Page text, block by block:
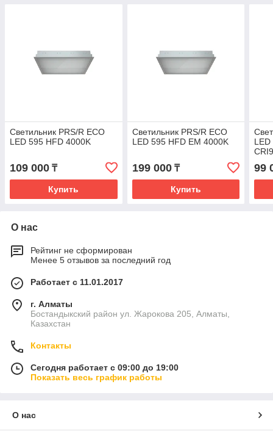
Светильник PRS/R ECO
LED 595 HFD 4000K
109 000 ₸
Купить
Светильник PRS/R ECO
LED 595 HFD EM 4000K
199 000₸
Купить
99
О нас
Рейтинг не сформирован
Менее 5 отзывов за последний год
Работает с 11.01.2017
г. Алматы
Бостандыкский район ул. Жарокова 205, Алматы,
Казахстан
Контакты
Сегодня работает с 09:00 до 19:00
Показать весь график работы
О нас